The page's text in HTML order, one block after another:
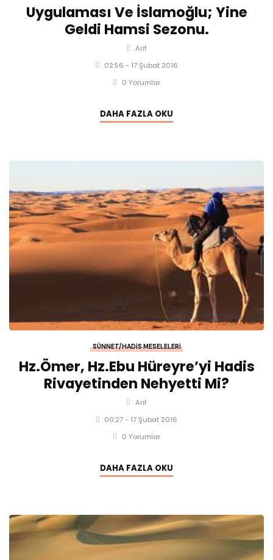
Uygulaması Ve İslamoğlu; Yine
Geldi Hamsi Sezonu.
Arif
02:56 - 17 Şubat 2016
0 Yorumlar
DAHA FAZLA OKU
SÜNNET/HADIS MESELELERI
Hz.Ömer, Hz.Ebu Hüreyre’yi Hadis
Rivayetinden Nehyetti Mi?
Arif
00:27 - 17 Şubat 2016
0 Yorumlar
DAHA FAZLA OKU